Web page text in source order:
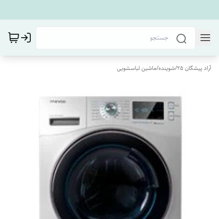
آراد پیشگان 25 /شوینده/ماشین لباسشویی